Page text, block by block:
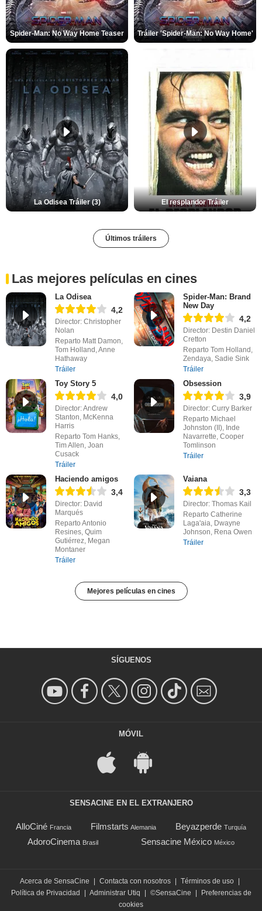
Spider-Man: No Way Home Teaser Tráiler 'Spider-Man: No Way Home'
La Odisea Tráiler (3) El resplandor Tráiler
Últimos tráilers
Las mejores películas en cines
La Odisea
4,2
Director: Christopher
Nolan
Reparto Matt Damon,
Tom Holland, Anne
Hathaway
Tráiler
Spider-Man: Brand
New Day
4,2
Director: Destin Daniel
Cretton
Reparto Tom Holland,
Zendaya, Sadie Sink
Tráiler
Toy Story 5
4,0
Director: Andrew
Stanton, McKenna
Harris
Reparto Tom Hanks,
Tim Allen, Joan
Cusack
Tráiler
Obsession
3,9
Director: Curry Barker
Reparto Michael
Johnston (II), Inde
Navarrette, Cooper
Tomlinson
Tráiler
Haciendo amigos
3,4
Director: David
Marqués
Reparto Antonio
Resines, Quim
Gutiérrez, Megan
Montaner
Tráiler
Vaiana
3,3
Director: Thomas Kail
Reparto Catherine
Laga'aia, Dwayne
Johnson, Rena Owen
Tráiler
Mejores películas en cines
SÍGUENOS
MÓVIL
SENSACINE EN EL EXTRANJERO
AlloCiné Francia Filmstarts Alemania Beyazperde Turquía
AdoroCinema Brasil Sensacine México México
Acerca de SensaCine Contacta con nosotros Términos de uso
Política de Privacidad
Administrar Utiq ©SensaCine
Preferencias de
cookies